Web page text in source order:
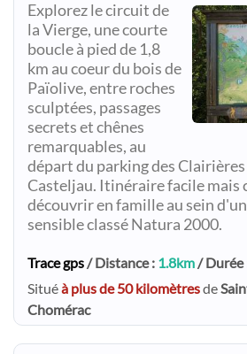
Explorez le circuit de
la Vierge, une courte
boucle à pied de 1,8
km au coeur du bois de
Païolive, entre roches
sculptées, passages
secrets et chênes
remarquables, au
départ du parking des
Casteljau. Itinéraire facile mais
découvrir en famille au sein
sensible classé Natura 2000.
Trace gps/ Distance : 1.8km/ Durée
Situéà plus de 50 kilomètresde
Chomérac